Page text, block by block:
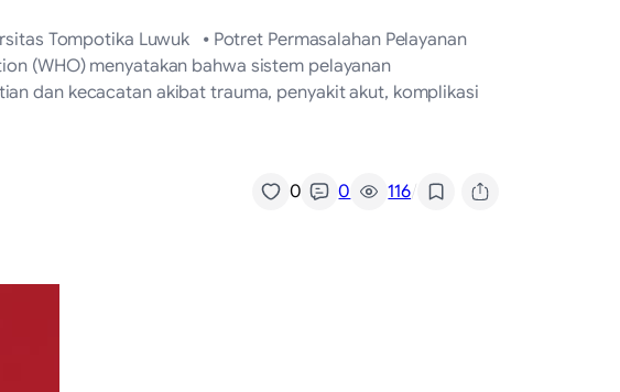
Tompotika Luwuk ⦁ Potret Permasalahan Pelayanan
(WHO) menyatakan bahwa sistem pelayanan
dan kecacatan akibat trauma, penyakit akut, komplikasi
0 0 116/